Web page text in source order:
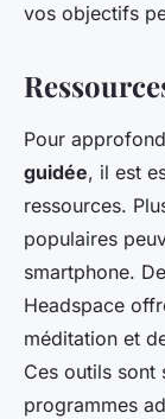
vos objectifs
Pour
guidée, il est
ressources.
populaires
smartphone.
Headspace
méditation et
Ces outils sont
programmes